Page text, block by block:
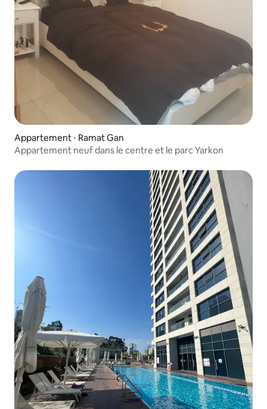
Appartement ⋅ Ramat Gan
Appartement neuf dans le centre et le parc Yarkon